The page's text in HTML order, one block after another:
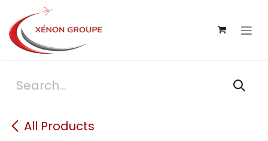
Skip to Content
All Products